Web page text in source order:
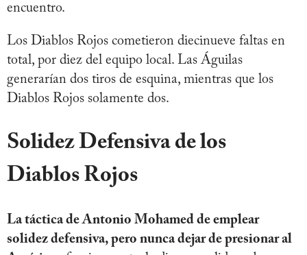
encuentro.
Los Diablos Rojos cometieron diecinueve faltas en
total, por diez del equipo local. Las Águilas
generarían dos tiros de esquina, mientras que los
Diablos Rojos solamente dos.
Solidez Defensiva de los
Diablos Rojos
La táctica de Antonio Mohamed de emplear
solidez defensiva, pero nunca dejar de presionar al